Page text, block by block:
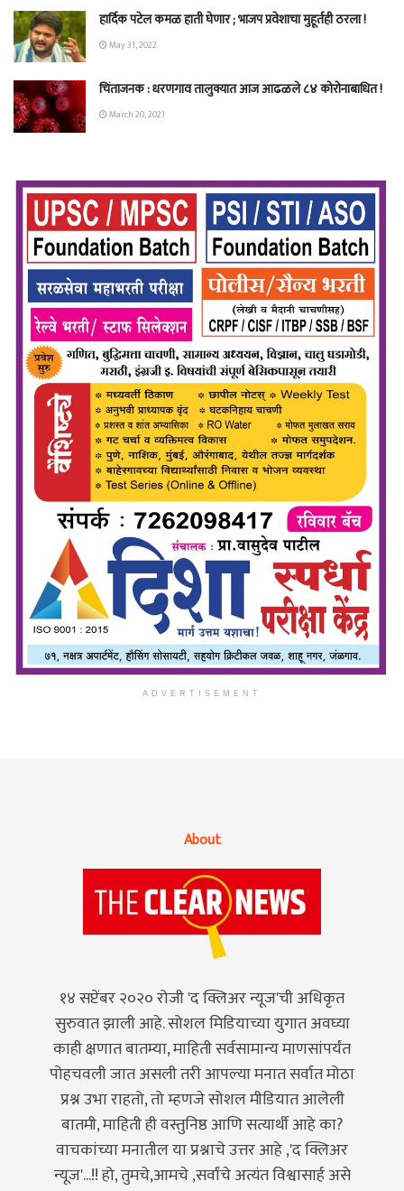
हार्दिक पटेल कमळ हाती घेणार ; भाजप प्रवेशाचा मुहूर्तही ठरला !
May 31, 2022
चिंताजनक : धरणगाव तालुक्यात आज आढळले ८४ कोरोनाबाधित !
March 20, 2021
ADVERTISEMENT
About
१४ सप्टेंबर २०२० रोजी 'द क्लिअर न्यूज'ची अधिकृत
सुरुवात झाली आहे. सोशल मिडियाच्या युगात अवघ्या
काही क्षणात बातम्या, माहिती सर्वसामान्य माणसांपर्यंत
पोहचवली जात असली तरी आपल्या मनात सर्वात मोठा
प्रश्न उभा राहतो, तो म्हणजे सोशल मीडियात आलेली
बातमी, माहिती ही वस्तुनिष्ठ आणि सत्यार्थी आहे का?
वाचकांच्या मनातील या प्रश्नाचे उत्तर आहे ,'द क्लिअर
न्यूज'...!! हो, तुमचे,आमचे ,सर्वांचे अत्यंत विश्वासार्ह असे